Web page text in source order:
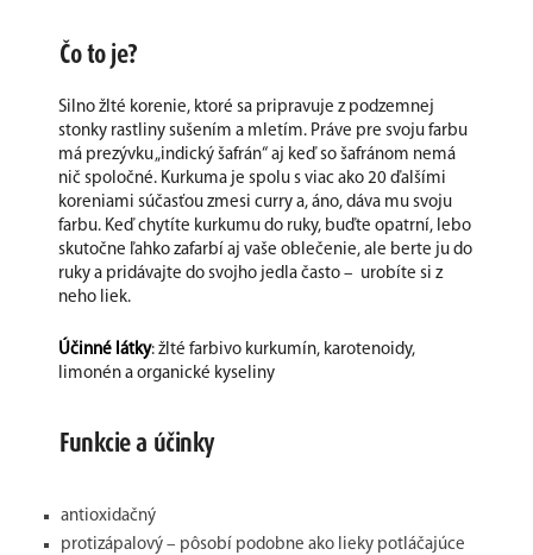
Čo to je?
Silno žlté korenie, ktoré sa pripravuje z podzemnej
stonky rastliny sušením a mletím. Práve pre svoju farbu
má prezývku „indický šafrán“ aj keď so šafránom nemá
nič spoločné. Kurkuma je spolu s viac ako 20 ďalšími
koreniami súčasťou zmesi curry a, áno, dáva mu svoju
farbu. Keď chytíte kurkumu do ruky, buďte opatrní, lebo
skutočne ľahko zafarbí aj vaše oblečenie, ale berte ju do
ruky a pridávajte do svojho jedla často – urobíte si z
neho liek.
Účinné látky: žlté farbivo kurkumín, karotenoidy,
limonén a organické kyseliny
Funkcie a účinky
antioxidačný
protizápalový – pôsobí podobne ako lieky potláčajúce